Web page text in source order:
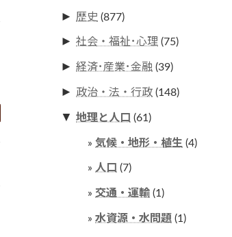
► 歴史 (877)
► 社会・福祉･心理 (75)
► 経済･産業･金融 (39)
► 政治・法・行政 (148)
▼ 地理と人口 (61)
気候・地形・植生 (4)
人口 (7)
交通・運輸 (1)
水資源・水問題 (1)